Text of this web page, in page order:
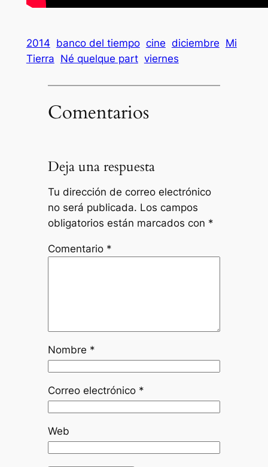
2014 banco del tiempo cine diciembre Mi
Tierra Né quelque part viernes
Comentarios
Deja una respuesta
Tu dirección de correo electrónico
no será publicada. Los campos
obligatorios están marcados con *
Comentario *
Nombre *
Correo electrónico *
Web